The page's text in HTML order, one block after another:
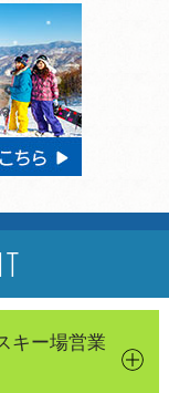
ー場営業